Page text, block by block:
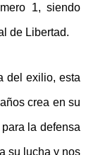
1, siendo
de Libertad.
del exilio, esta
crea en su
la defensa
su lucha y nos